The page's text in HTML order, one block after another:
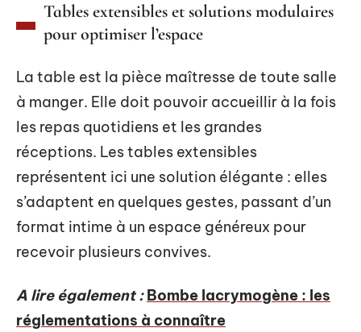
Tables extensibles et solutions modulaires
pour optimiser l’espace
La table est la pièce maîtresse de toute salle
à manger. Elle doit pouvoir accueillir à la fois
les repas quotidiens et les grandes
réceptions. Les tables extensibles
représentent ici une solution élégante : elles
s’adaptent en quelques gestes, passant d’un
format intime à un espace généreux pour
recevoir plusieurs convives.
A lire également : Bombe lacrymogène : les
réglementations à connaître